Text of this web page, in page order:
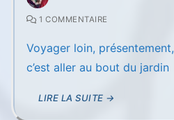
1 COMMENTAIRE
Voyager loin, présentement,
c’est aller au bout du jardin
LIRE LA SUITE →